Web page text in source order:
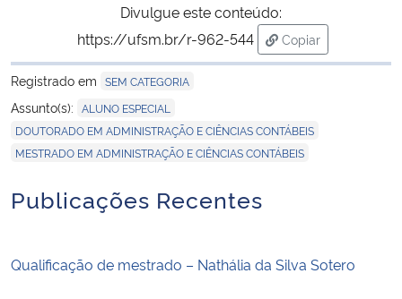
Divulgue este conteúdo:
https://ufsm.br/r-962-544
Copiar
para área de
Registrado em SEM CATEGORIA
Assunto(s): ALUNO ESPECIAL
DOUTORADO EM ADMINISTRAÇÃO E CIÊNCIAS CONTÁBEIS
MESTRADO EM ADMINISTRAÇÃO E CIÊNCIAS CONTÁBEIS
Publicações Recentes
Qualificação de mestrado – Nathália da Silva Sotero